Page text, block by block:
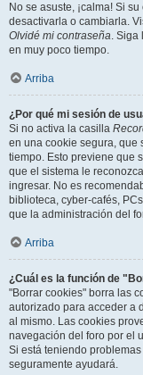
No se asuste, ¡calma! Si
desactivarla o cambiarla.
Olvidé mi contraseña. Siga
en muy poco tiempo.
Arriba
¿Por qué mi sesión de
Si no activa la casilla
en una cookie segura, que
tiempo. Esto previene que
que el sistema le
ingresar. No es
biblioteca, cyber-cafés,
que la administración del
Arriba
¿Cuál es la función de
"Borrar cookies" borra las
autorizado para acceder a
al mismo. Las cookies
navegación del foro por el
Si está teniendo
seguramente ayudará.